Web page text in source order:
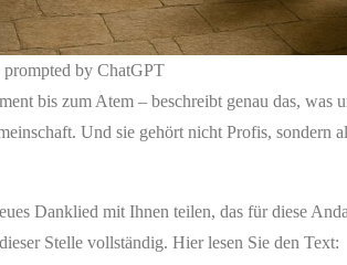
by ChatGPT
bis zum Atem – beschreibt genau das, was
Und sie gehört nicht Profis, sondern
Danklied mit Ihnen teilen, das für diese
Stelle vollständig. Hier lesen Sie den Text: